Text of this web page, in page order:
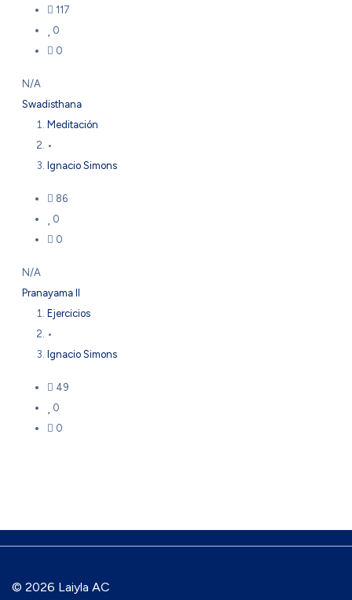
117
0
0
N/A
Swadisthana
Meditación
•
Ignacio Simons
86
0
0
N/A
Pranayama II
Ejercicios
•
Ignacio Simons
49
0
0
© 2026 Laiyla AC